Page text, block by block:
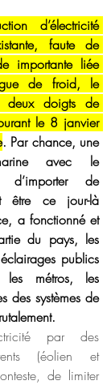
d’électricité
faute de
importante liée
de froid, le
deux doigts de
le 8 janvier
. Par chance, une
avec le
d’importer de
être ce jour-là
a fonctionné et
du pays, les
publics
métros, les
des systèmes de
par des
(éolien et
de limiter